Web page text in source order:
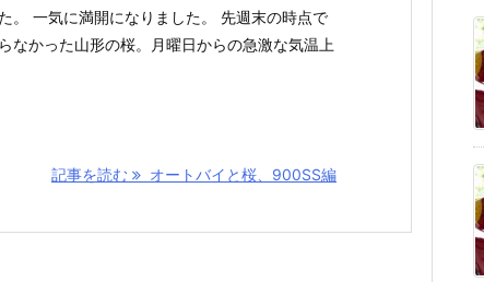
。 一気に満開になりました。 先週末の時点で
なかった山形の桜。月曜日からの急激な気温上
記事を読む オートバイと桜、900SS編